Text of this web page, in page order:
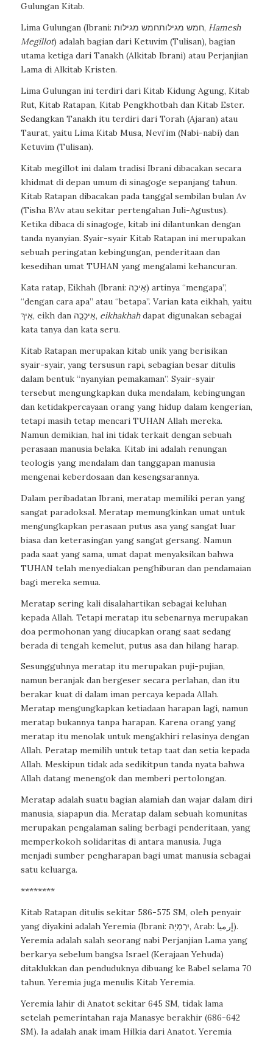
Gulungan Kitab.
Lima Gulungan (Ibrani: חמש מגילותחמש מגילות, Hamesh
Megillot) adalah bagian dari Ketuvim (Tulisan), bagian
utama ketiga dari Tanakh (Alkitab Ibrani) atau Perjanjian
Lama di Alkitab Kristen.
Lima Gulungan ini terdiri dari Kitab Kidung Agung, Kitab
Rut, Kitab Ratapan, Kitab Pengkhotbah dan Kitab Ester.
Sedangkan Tanakh itu terdiri dari Torah (Ajaran) atau
Taurat, yaitu Lima Kitab Musa, Nevi’im (Nabi-nabi) dan
Ketuvim (Tulisan).
Kitab megillot ini dalam tradisi Ibrani dibacakan secara
khidmat di depan umum di sinagoge sepanjang tahun.
Kitab Ratapan dibacakan pada tanggal sembilan bulan Av
(Tisha B’Av atau sekitar pertengahan Juli-Agustus).
Ketika dibaca di sinagoge, kitab ini dilantunkan dengan
tanda nyanyian. Syair-syair Kitab Ratapan ini merupakan
sebuah peringatan kebingungan, penderitaan dan
kesedihan umat TUHAN yang mengalami kehancuran.
Kata ratap, Eikhah (Ibrani: אֵיכָה) artinya “mengapa”,
“dengan cara apa” atau “betapa”. Varian kata eikhah, yaitu
אֵיךְ, eikh dan אֵיכָכָ֤ה, eikhakhahdapat digunakan sebagai
kata tanya dan kata seru.
Kitab Ratapan merupakan kitab unik yang berisikan
syair-syair, yang tersusun rapi, sebagian besar ditulis
dalam bentuk “nyanyian pemakaman”. Syair-syair
tersebut mengungkapkan duka mendalam, kebingungan
dan ketidakpercayaan orang yang hidup dalam kengerian,
tetapi masih tetap mencari TUHAN Allah mereka.
Namun demikian, hal ini tidak terkait dengan sebuah
perasaan manusia belaka. Kitab ini adalah renungan
teologis yang mendalam dan tanggapan manusia
mengenai keberdosaan dan kesengsarannya.
Dalam peribadatan Ibrani, meratap memiliki peran yang
sangat paradoksal. Meratap memungkinkan umat untuk
mengungkapkan perasaan putus asa yang sangat luar
biasa dan keterasingan yang sangat gersang. Namun
pada saat yang sama, umat dapat menyaksikan bahwa
TUHAN telah menyediakan penghiburan dan pendamaian
bagi mereka semua.
Meratap sering kali disalahartikan sebagai keluhan
kepada Allah. Tetapi meratap itu sebenarnya merupakan
doa permohonan yang diucapkan orang saat sedang
berada di tengah kemelut, putus asa dan hilang harap.
Sesungguhnya meratap itu merupakan puji-pujian,
namun beranjak dan bergeser secara perlahan, dan itu
berakar kuat di dalam iman percaya kepada Allah.
Meratap mengungkapkan ketiadaan harapan lagi, namun
meratap bukannya tanpa harapan. Karena orang yang
meratap itu menolak untuk mengakhiri relasinya dengan
Allah. Peratap memilih untuk tetap taat dan setia kepada
Allah. Meskipun tidak ada sedikitpun tanda nyata bahwa
Allah datang menengok dan memberi pertolongan.
Meratap adalah suatu bagian alamiah dan wajar dalam diri
manusia, siapapun dia. Meratap dalam sebuah komunitas
merupakan pengalaman saling berbagi penderitaan, yang
memperkokoh solidaritas di antara manusia. Juga
menjadi sumber pengharapan bagi umat manusia sebagai
satu keluarga.
********
Kitab Ratapan ditulis sekitar 586-575 SM, oleh penyair
yang diyakini adalah Yeremia (Ibrani: יִרְמְיָה, Arab: إرميا).
Yeremia adalah salah seorang nabi Perjanjian Lama yang
berkarya sebelum bangsa Israel (Kerajaan Yehuda)
ditaklukkan dan penduduknya dibuang ke Babel selama 70
tahun. Yeremia juga menulis Kitab Yeremia.
Yeremia lahir di Anatot sekitar 645 SM, tidak lama
setelah pemerintahan raja Manasye berakhir (686-642
SM). Ia adalah anak imam Hilkia dari Anatot. Yeremia